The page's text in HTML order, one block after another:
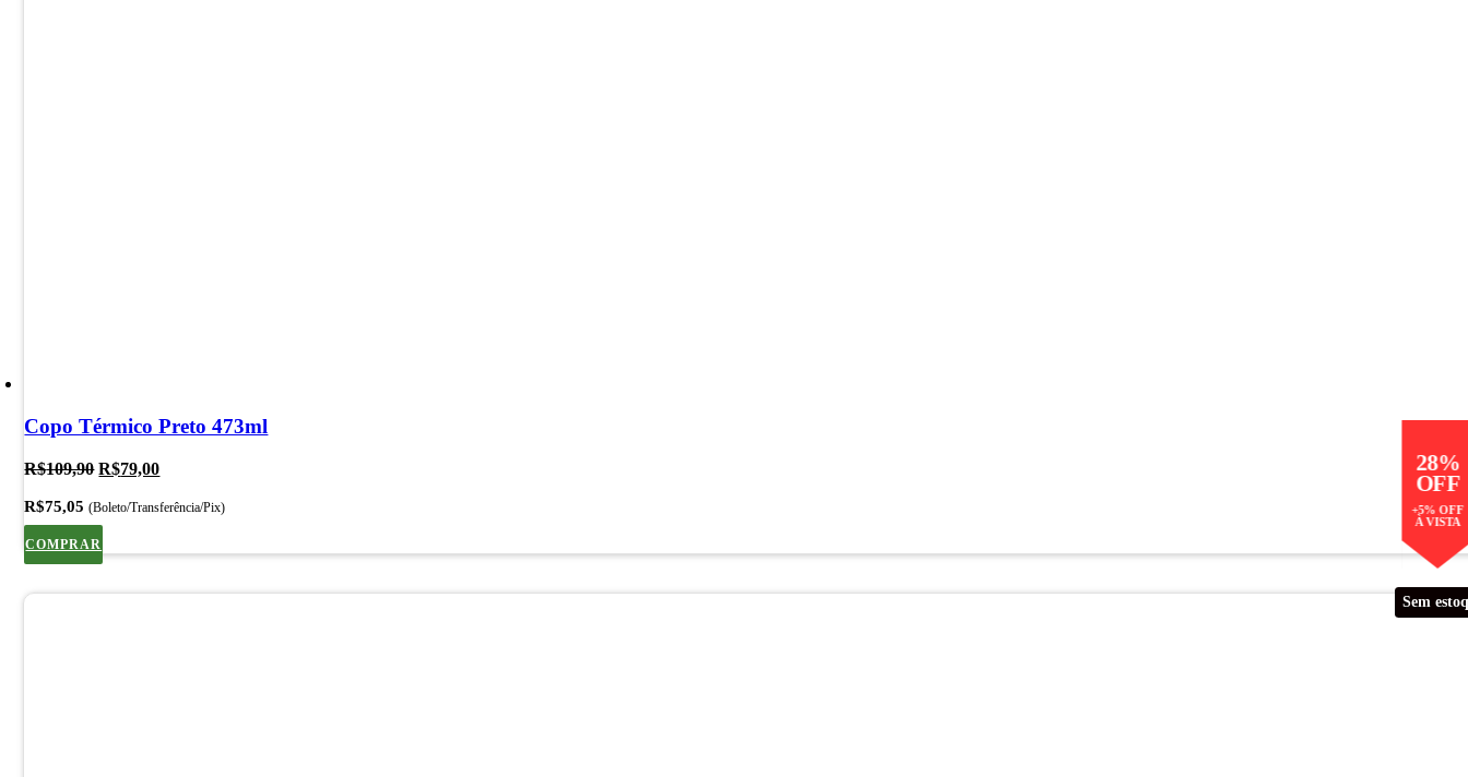
28%
OFF
+5% OFF
À VISTA
Copo Térmico Preto 473ml
R$109,90 O
original
era:
R$109,90.
R$79,00O
atual
R$75,05 (Boleto/Transferência/Pix)
COMPRAR
Sem